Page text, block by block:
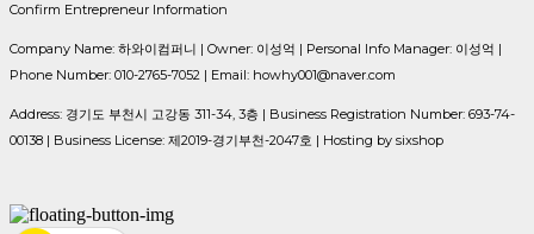
Confirm Entrepreneur Information
Company Name: 하와이컴퍼니 | Owner: 이성억 | Personal Info Manager: 이성억 |
Phone Number: 010-2765-7052 | Email: howhy001@naver.com
Address: 경기도 부천시 고강동 311-34, 3층 | Business Registration Number: 693-74-
00138 | Business License: 제2019-경기부천-2047호 | Hosting by sixshop